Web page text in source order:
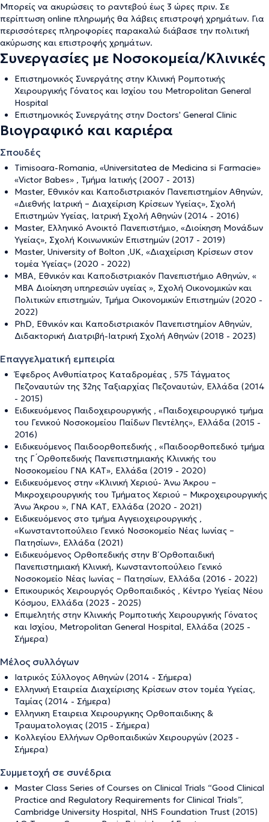
Μπορείς να ακυρώσεις το ραντεβού έως 3 ώρες πριν. Σε
περίπτωση online πληρωμής θα λάβεις επιστροφή χρημάτων. Για
περισσότερες πληροφορίες παρακαλώ διάβασε την πολιτική
ακύρωσης και επιστροφής χρημάτων.
Συνεργασίες με Νοσοκομεία/Κλινικές
Επιστημονικός Συνεργάτης στην Κλινική Ρομποτικής
Χειρουργικής Γόνατος και Ισχίου του Metropolitan General
Hospital
Επιστημονικός Συνεργάτης στην Doctors' General Clinic
Βιογραφικό και καριέρα
Σπουδές
Timisoara-Romania, «Universitatea de Medicina si Farmacie»
«Victor Babes» , Τμήμα Ιατικής (2007 - 2013)
Master, Εθνικόν και Καποδιστριακόν Πανεπιστημίον Αθηνών,
«Διεθνής Ιατρική – Διαχείριση Κρίσεων Υγείας», Σχολή
Επιστημών Υγείας, Ιατρική Σχολή Αθηνών (2014 - 2016)
Master, Ελληνικό Ανοικτό Πανεπιστήμιο, «Διοίκηση Μονάδων
Υγείας», Σχολή Κοινωνικών Επιστημών (2017 - 2019)
Master, University of Bolton ,UK, «Διαχείριση Κρίσεων στον
τομέα Υγείας» (2020 - 2022)
MBA, Εθνικόν και Καποδιστριακόν Πανεπιστήμιο Αθηνών, «
MBA Διοίκηση υπηρεσιών υγείας », Σχολή Οικονομικών και
Πολιτικών επιστημών, Τμήμα Οικονομικών Επιστημών (2020 -
2022)
PhD, Εθνικόν και Καποδιστριακόν Πανεπιστημίον Αθηνών,
Διδακτορική Διατριβή-Ιατρική Σχολή Αθηνών (2018 - 2023)
Επαγγελματική εμπειρία
Έφεδρος Ανθυπίατρος Καταδρομέας , 575 Τάγματος
Πεζοναυτών της 32ης Ταξιαρχίας Πεζοναυτών, Ελλάδα (2014
- 2015)
Ειδικευόμενος Παιδοχειρουργικής , «Παιδοχειρουργικό τμήμα
του Γενικού Νοσοκομείου Παίδων Πεντέλης», Ελλάδα (2015 -
2016)
Ειδικευόμενος Παιδοορθοπεδικής , «Παιδοορθοπεδικό τμήμα
της Γ ́Ορθοπεδικής Πανεπιστημιακής Κλινικής του
Νοσοκομείου ΓΝΑ ΚΑΤ», Ελλάδα (2019 - 2020)
Ειδικευόμενος στην «Κλινική Χεριού- Άνω Άκρου –
Μικροχειρουργικής του Τμήματος Χεριού – Μικροχειρουργικής
Άνω Άκρου », ΓΝΑ ΚΑΤ, Ελλάδα (2020 - 2021)
Ειδικευόμενος στο τμήμα Αγγειοχειρουργικής ,
«Kωνσταντοπούλειο Γενικό Νοσοκομείο Νέας Ιωνίας –
Πατησίων», Ελλάδα (2021)
Ειδικευόμενος Ορθοπεδικής στην Β΄ Ορθοπαιδική
Πανεπιστημιακή Κλινική, Kωνσταντοπούλειο Γενικό
Νοσοκομείο Νέας Ιωνίας – Πατησίων, Ελλάδα (2016 - 2022)
Επικουρικός Χειρουργός Ορθοπαιδικός , Κέντρο Υγείας Νέου
Κόσμου, Ελλάδα (2023 - 2025)
Επιμελητής στην Κλινικής Ρομποτικής Χειρουργικής Γόνατος
και Ισχίου, Metropolitan General Hospital, Ελλάδα (2025 -
Σήμερα)
Μέλος συλλόγων
Ιατρικός Σύλλογος Αθηνών (2014 - Σήμερα)
Ελληνική Εταιρεία Διαχείρισης Κρίσεων στον τομέα Υγείας,
Ταμίας (2014 - Σήμερα)
Ελληνικη Εταιρεια Χειρουργικης Ορθοπαιδικης &
Τραυματολογιας (2015 - Σήμερα)
Κολλεγίου Ελλήνων Ορθοπαιδικών Χειρουργών (2023 -
Σήμερα)
Συμμετοχή σε συνέδρια
Master Class Series of Courses on Clinical Trials “Good Clinical
Practice and Regulatory Requirements for Clinical Trials”,
Cambridge University Hospital, NHS Foundation Trust (2015)